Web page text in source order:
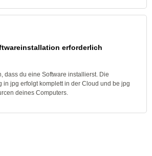
erforderlich
dass du eine Software installierst. Die
in jpg erfolgt komplett in der Cloud und be jpg
deines Computers.